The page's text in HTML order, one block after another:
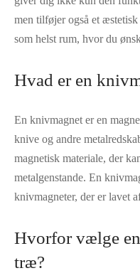
men tilføjer også et
som helst rum, hvor du
Hvad er en
En knivmagnet er en
knive og andre
magnetisk materiale, der
metalgenstande. En
knivmagneter, der er lavet
Hvorfor vælge
træ?